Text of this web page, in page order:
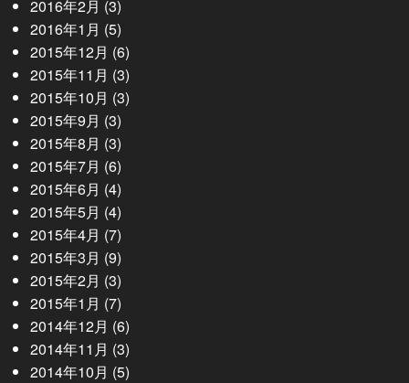
2016年2月 (3)
2016年1月 (5)
2015年12月 (6)
2015年11月 (3)
2015年10月 (3)
2015年9月 (3)
2015年8月 (3)
2015年7月 (6)
2015年6月 (4)
2015年5月 (4)
2015年4月 (7)
2015年3月 (9)
2015年2月 (3)
2015年1月 (7)
2014年12月 (6)
2014年11月 (3)
2014年10月 (5)